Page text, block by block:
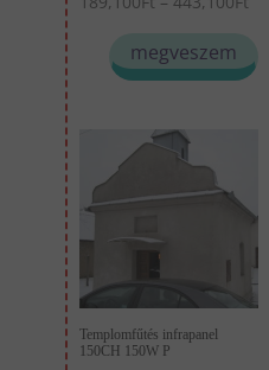
5.00
megveszem
variációja
van.
változatok
a
választhatók
Templomfűtés infrapanel
150CH 150W P